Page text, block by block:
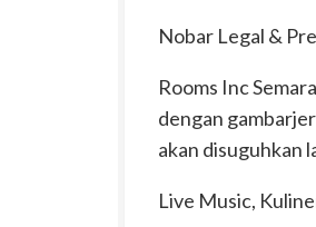
Nobar Legal &
Rooms Inc
dengan gambar
akan disuguhkan
Live Music,